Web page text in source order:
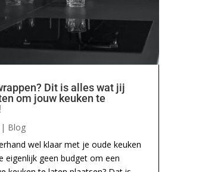
Dit is alles wat jij
om jouw keuken te
| Blog
wel klaar met je oude keuken
eigenlijk geen budget om een